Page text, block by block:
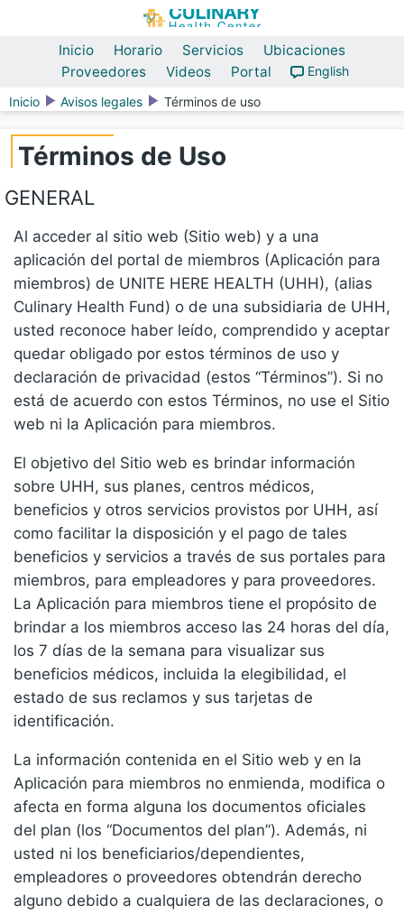
Inicio Horario Servicios
Ubicaciones
Proveedores
Videos Portal
English
Inicio
Avisos legales Términos de uso
Términos de Uso
GENERAL
Al acceder al sitio web (Sitio web) y a una
aplicación del portal de miembros (Aplicación para
miembros) de UNITE HERE HEALTH (UHH), (alias
Culinary Health Fund) o de una subsidiaria de UHH,
usted reconoce haber leído, comprendido y aceptar
quedar obligado por estos términos de uso y
declaración de privacidad (estos “Términos”). Si no
está de acuerdo con estos Términos, no use el Sitio
web ni la Aplicación para miembros.
El objetivo del Sitio web es brindar información
sobre UHH, sus planes, centros médicos,
beneficios y otros servicios provistos por UHH, así
como facilitar la disposición y el pago de tales
beneficios y servicios a través de sus portales para
miembros, para empleadores y para proveedores.
La Aplicación para miembros tiene el propósito de
brindar a los miembros acceso las 24 horas del día,
los 7 días de la semana para visualizar sus
beneficios médicos, incluida la elegibilidad, el
estado de sus reclamos y sus tarjetas de
identificación.
La información contenida en el Sitio web y en la
Aplicación para miembros no enmienda, modifica o
afecta en forma alguna los documentos oficiales
del plan (los “Documentos del plan”). Además, ni
usted ni los beneficiarios/dependientes,
empleadores o proveedores obtendrán derecho
alguno debido a cualquiera de las declaraciones, o